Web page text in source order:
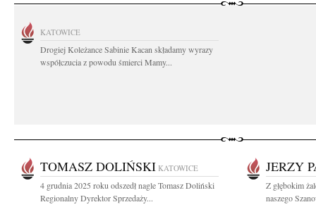
KATOWICE
Drogiej Koleżance Sabinie Kacan składamy wyrazy
współczucia z powodu śmierci Mamy...
TOMASZ DOLIŃSKI KATOWICE
4 grudnia 2025 roku odszedł nagle Tomasz Doliński
Regionalny Dyrektor Sprzedaży...
JERZY
Z głębokim
naszego